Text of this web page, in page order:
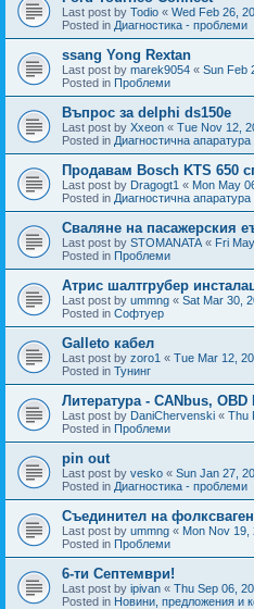
Last post by Todio « Wed Feb 26,
Posted in Диагностика - проблеми
ssang Yong Rextan
Last post by marek9054 « Sun Feb
Posted in Проблеми
Въпрос за delphi ds150e
Last post by Xxeon « Tue Nov 12,
Posted in Диагностична апаратура
Продавам Bosch KTS 650
Last post by Dragogt1 « Mon May
Posted in Диагностична апаратура
Сваляне на пасажерския
Last post by STOMANATA « Fri
Posted in Проблеми
Атрис шалтгрубер
Last post by ummng « Sat Mar 30,
Posted in Софтуер
Galleto кабел
Last post by zoro1 « Tue Mar 12,
Posted in Тунинг
Литература - CANbus, OBD
Last post by DaniChervenski « Thu
Posted in Проблеми
pin out
Last post by vesko « Sun Jan 27,
Posted in Диагностика - проблеми
Съединител на фолксваген
Last post by ummng « Mon Nov 19,
Posted in Проблеми
6-ти Септември!
Last post by ipivan « Thu Sep 06,
Posted in Новини, предложения и